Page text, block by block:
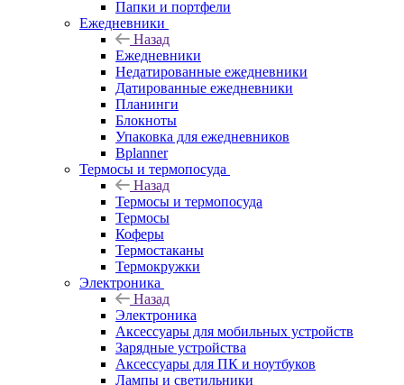
Папки и портфели
Ежедневники
Назад
Ежедневники
Недатированные ежедневники
Датированные ежедневники
Планинги
Блокноты
Упаковка для ежедневников
Bplanner
Термосы и термопосуда
Назад
Термосы и термопосуда
Термосы
Коферы
Термостаканы
Термокружки
Электроника
Назад
Электроника
Аксессуары для мобильных устройств
Зарядные устройства
Аксессуары для ПК и ноутбуков
Лампы и светильники